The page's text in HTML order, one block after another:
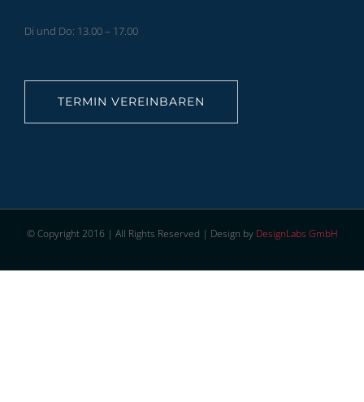
Di und Do: 13.00 – 17.00
TERMIN VEREINBAREN
© Copyright 2016 | All Rights Reserved | Design by DesignLabs GmbH